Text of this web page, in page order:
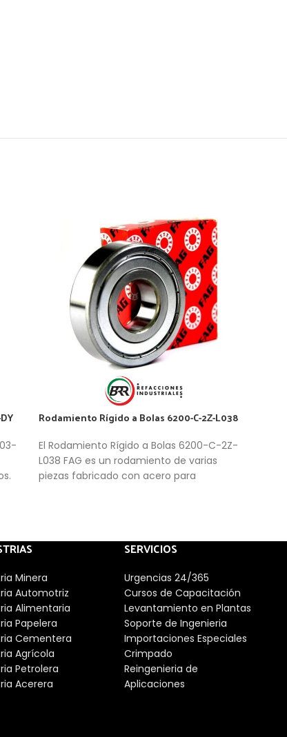
Rodamiento Rígido a Bolas 6200-C-2Z-L038
El Rodamiento Rígido a Bolas 6200-C-2Z-
L038 FAG es un rodamiento de varias
piezas fabricado con acero para
cargas axiales radiales y unidireccionales.
Minera
Automotriz
Alimentaria
Papelera
Cementera
Agrícola
Petrolera
Acerera
SERVICIOS
Urgencias 24/365
Cursos de Capacitación
Levantamiento en Plantas
Soporte de Ingenieria
Importaciones Especiales
Crimpado
Reingenieria de
Aplicaciones